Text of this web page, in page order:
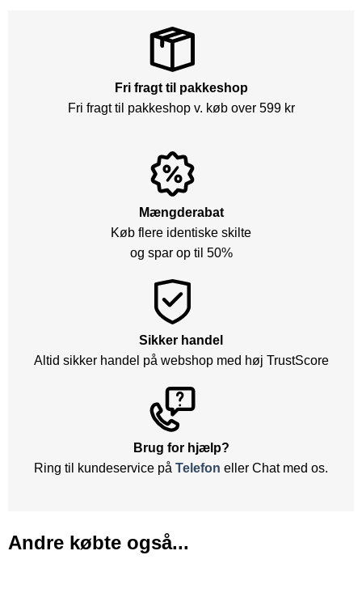
Fri fragt til pakkeshop
Fri fragt til pakkeshop v. køb over 599 kr
Mængderabat
Køb flere identiske skilte
og spar op til 50%
Sikker handel
Altid sikker handel på webshop med høj TrustScore
Brug for hjælp?
Ring til kundeservice på Telefon eller Chat med os.
Andre købte også...